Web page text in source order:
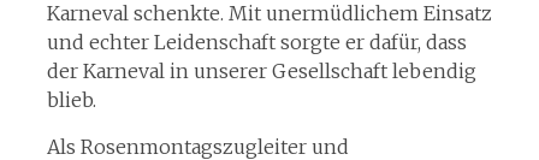
Karneval schenkte. Mit unermüdlichem Einsatz
und echter Leidenschaft sorgte er dafür, dass
der Karneval in unserer Gesellschaft lebendig
blieb.
Als Rosenmontagszugleiter und